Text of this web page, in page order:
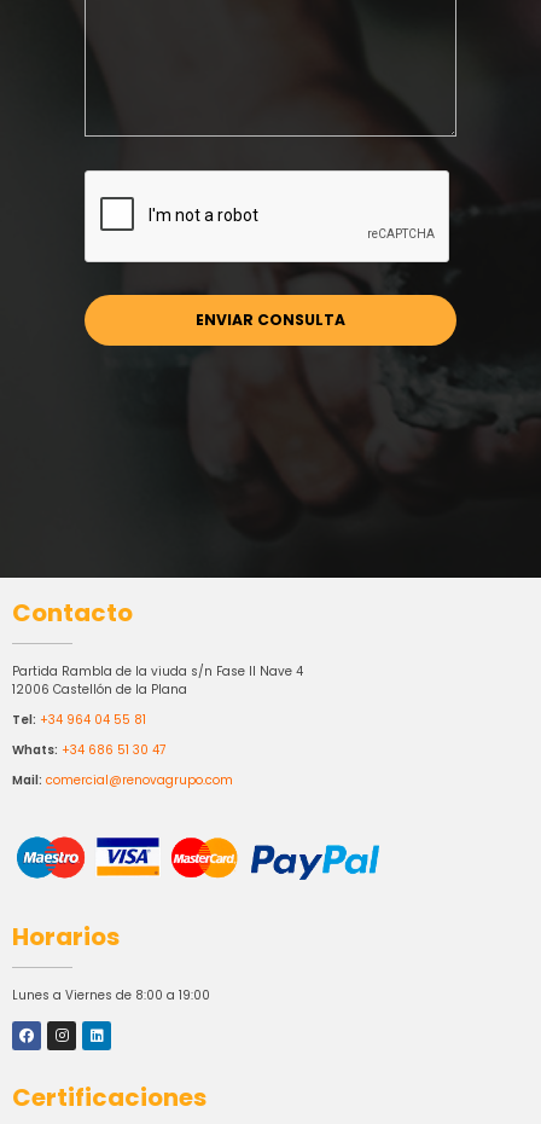
Contacto
Partida Rambla de la viuda s/n Fase II Nave 4
12006 Castellón de la Plana
Tel: +34 964 04 55 81
Whats: +34 686 51 30 47
Mail: comercial@renovagrupo.com
Horarios
Lunes a Viernes de 8:00 a 19:00
Certificaciones